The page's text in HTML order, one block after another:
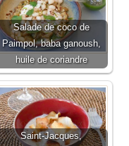
Salade de coco de
Paimpol, baba ganoush,
huile de coriandre
Saint-Jacques,